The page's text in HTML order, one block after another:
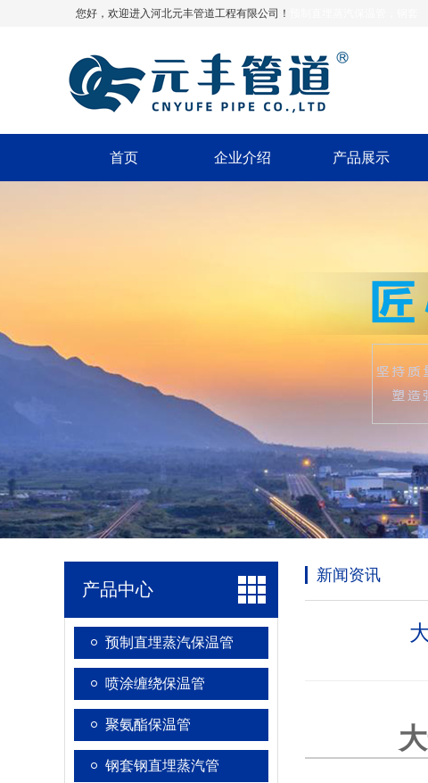
您好，欢迎进入河北元丰管道工程有限公司！
首页 企业介绍 产品展示
产品中心
预制直埋蒸汽保温管
喷涂缠绕保温管
聚氨酯保温管
钢套钢直埋蒸汽管
新闻资讯